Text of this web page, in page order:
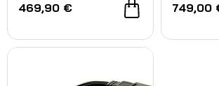
469,90 € 749,00